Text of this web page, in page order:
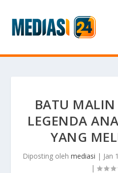
BATU
LEGENDA
YANG
Diposting oleh mediasi | Jan
|